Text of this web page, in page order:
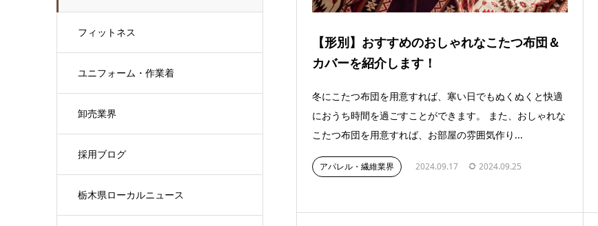
フィットネス
ユニフォーム・作業着
卸売業界
採用ブログ
栃木県ローカルニュース
【形別】おすすめのおしゃれなこたつ布団＆
カバーを紹介します！
冬にこたつ布団を用意すれば、寒い日でもぬくぬくと快適
におうち時間を過ごすことができます。 また、おしゃれな
こたつ布団を用意すれば、お部屋の雰囲気作り...
アパレル・繊維業界 2024.09.17 2024.09.25